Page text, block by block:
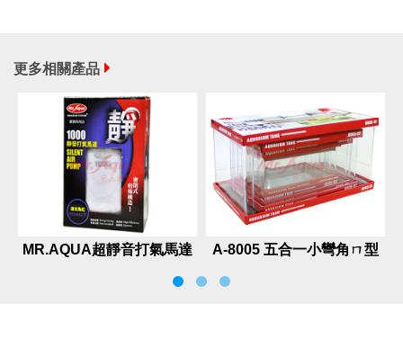
更多相關產品
MR.AQUA超靜音打氣馬達
A-8005 五合一小彎角ㄇ型